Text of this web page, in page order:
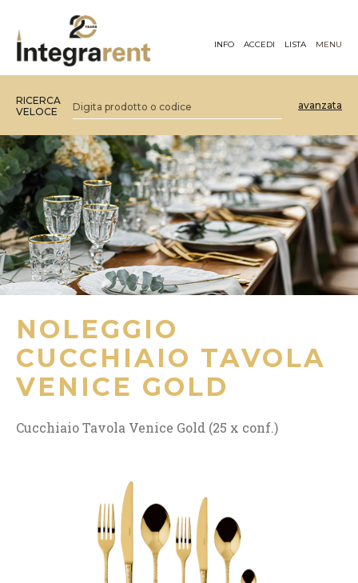
INFO ACCEDI LISTA MENU
RICERCA
VELOCE
avanzata
NOLEGGIO
CUCCHIAIO TAVOLA
VENICE GOLD
Cucchiaio Tavola Venice Gold (25 x conf.)